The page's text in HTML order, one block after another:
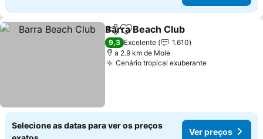
PartilharAdicionar aos favoritos
Barra Beach Club
9,3 Excelente
1.610
a 2.9 km de Mole
Cenário tropical exuberanteVer preços
Selecione as datas para ver os preços
Ver preços